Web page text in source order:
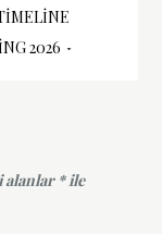
2026
alanlar *ile